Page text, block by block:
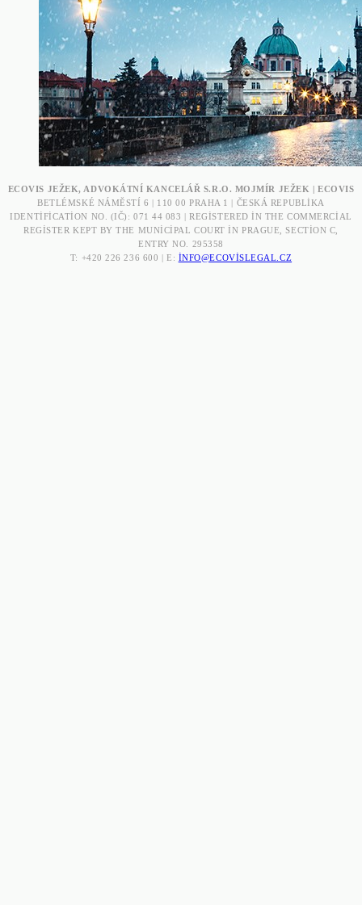
ECOVIS JEŽEK, ADVOKÁTNÍ KANCELÁŘ S.R.O. MOJMÍR JEŽEK | ECOVIS
BETLÉMSKÉ NÁMĚSTÍ 6 | 110 00 PRAHA 1 | ČESKÁ REPUBLIKA
IDENTIFICATION NO. (IČ): 071 44 083 | REGISTERED IN THE COMMERCIAL
REGISTER KEPT BY THE MUNICIPAL COURT IN PRAGUE, SECTION C,
ENTRY NO. 295358
T: +420 226 236 600 | E: INFO@ECOVISLEGAL.CZ